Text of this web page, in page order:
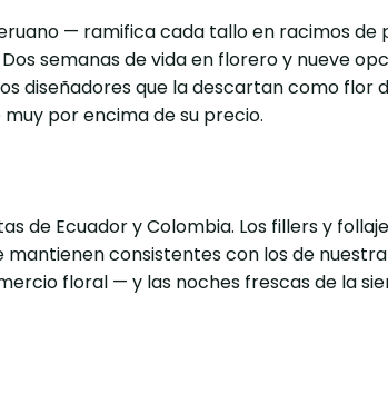
— ramifica cada tallo en racimos de
semanas de vida en florero y nueve
diseñadores que la descartan como flor
por encima de su precio.
de Ecuador y Colombia. Los fillers y
consistentes con los de
floral — y las noches frescas de la